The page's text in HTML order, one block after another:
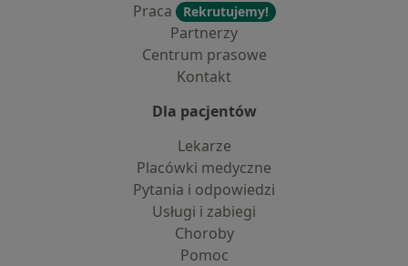
Praca
Rekrutujemy!
Partnerzy
Centrum prasowe
Kontakt
Dla pacjentów
Lekarze
Placówki medyczne
Pytania i odpowiedzi
Usługi i zabiegi
Choroby
Pomoc